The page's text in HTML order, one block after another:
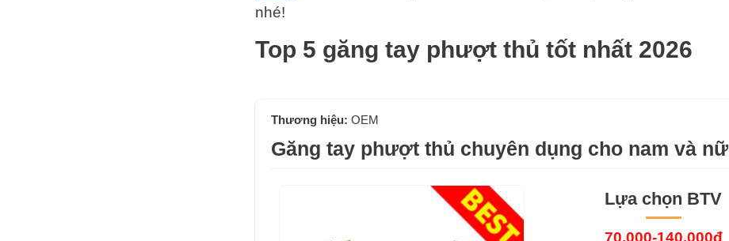
nhé!
Top 5 găng tay phượt thủ tốt nhất 2026
Thương hiệu: OEM
Găng tay phượt thủ chuyên dụng cho nam và nữ
Lựa chọn BTV
70.000-140.000đ